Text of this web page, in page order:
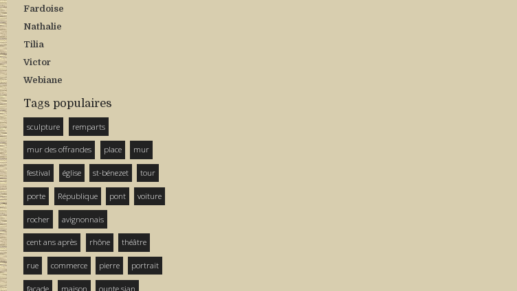
Fardoise
Nathalie
Tilia
Victor
Webiane
Tags populaires
sculpture remparts
mur des offrandes place mur
festival église st-bénezet tour
porte République pont voiture
rocher avignonnais
cent ans après rhône théâtre
rue commerce pierre portrait
façade maison ounte sian